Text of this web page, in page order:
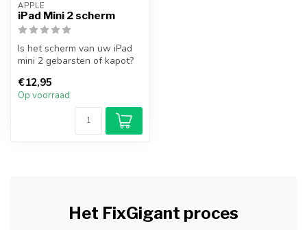
APPLE
iPad Mini 2 scherm
Is het scherm van uw iPad
mini 2 gebarsten of kapot?
oplosse...
€12,95
Op voorraad
Het FixGigant proces